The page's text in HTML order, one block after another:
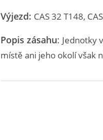
Výjezd: CAS 32 T148,
Popis zásahu: Jednotky
místě ani jeho okolí však